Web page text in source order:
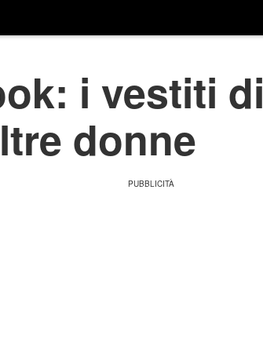
i vestiti di
donne